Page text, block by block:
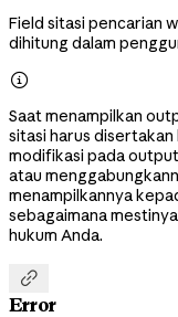
Field sitasi pencarian
dihitung dalam

Saat menampilkan
sitasi harus disertakan
modifikasi pada
atau
menampilkannya
sebagaimana
hukum Anda.

Error